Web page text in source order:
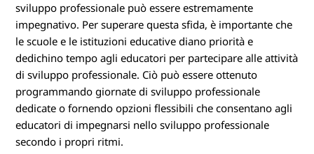
sviluppo professionale può essere estremamente
impegnativo. Per superare questa sfida, è importante che
le scuole e le istituzioni educative diano priorità e
dedichino tempo agli educatori per partecipare alle attività
di sviluppo professionale. Ciò può essere ottenuto
programmando giornate di sviluppo professionale
dedicate o fornendo opzioni flessibili che consentano agli
educatori di impegnarsi nello sviluppo professionale
secondo i propri ritmi.